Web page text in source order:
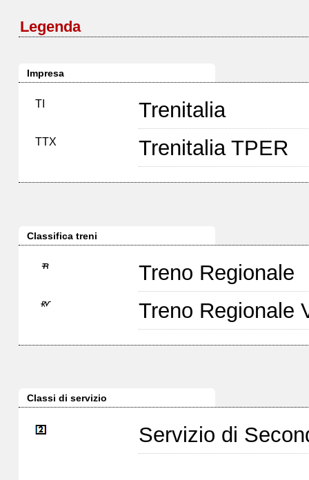
Legenda
Impresa
TI Trenitalia
TTX Trenitalia TPER
Classifica treni
Treno Regionale
Treno Regionale
Classi di servizio
Servizio di